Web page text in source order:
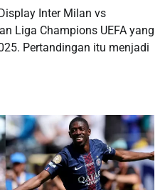
Inter Milan vs
Liga Champions UEFA yang
Pertandingan itu menjadi